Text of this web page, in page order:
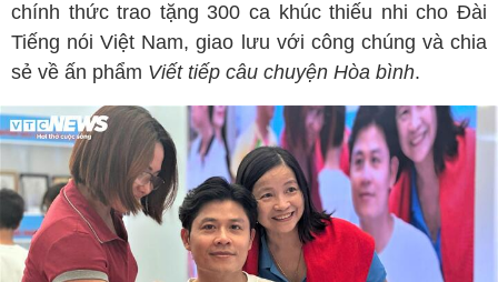
chính thức trao tặng 300 ca khúc thiếu nhi cho Đài
Tiếng nói Việt Nam, giao lưu với công chúng và chia
sẻ về ấn phẩm Viết tiếp câu chuyện Hòa bình.